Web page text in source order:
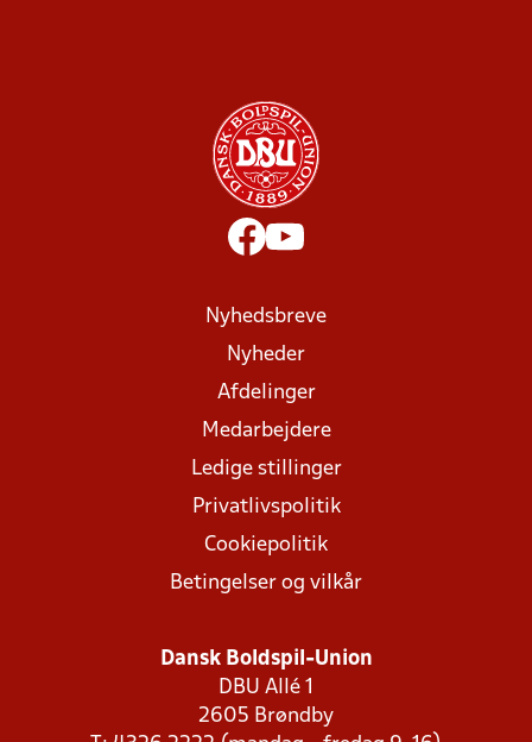
Nyhedsbreve
Nyheder
Afdelinger
Medarbejdere
Ledige stillinger
Privatlivspolitik
Cookiepolitik
Betingelser og vilkår
Dansk Boldspil-Union
DBU Allé 1
2605 Brøndby